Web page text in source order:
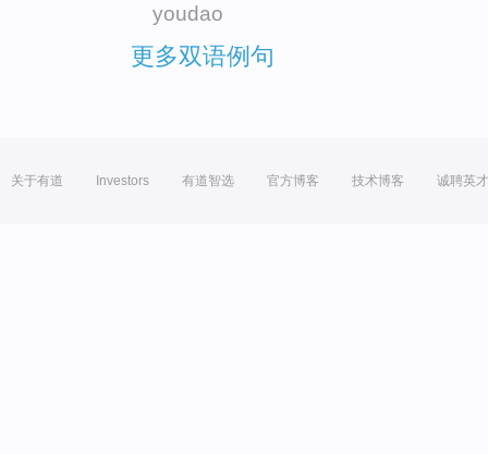
youdao
更多双语例句
关于有道 Investors 有道智选 官方博客 技术博客 诚聘英才